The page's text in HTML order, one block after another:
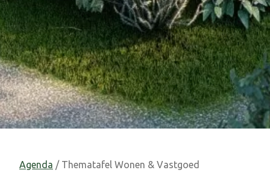
Agenda / Thematafel Wonen & Vastgoed